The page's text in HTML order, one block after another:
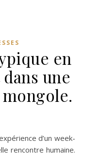
en
une
rencontre humaine.